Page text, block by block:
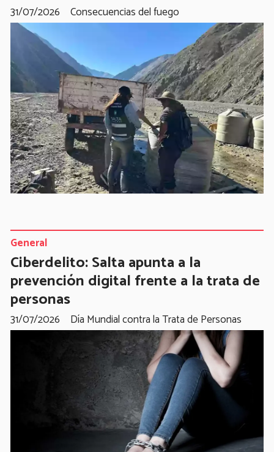
Consecuencias del fuego
31/07/2026
Ciberdelito: Salta apunta a la
prevención digital frente a la trata de
personas
Día Mundial contra la Trata de Personas
General
31/07/2026